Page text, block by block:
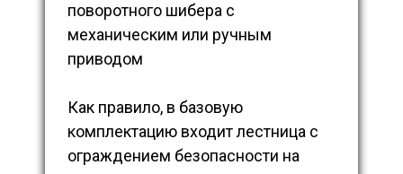
поворотного шибера с
механическим или ручным
приводом
Как правило, в базовую
комплектацию входит лестница с
ограждением безопасности на